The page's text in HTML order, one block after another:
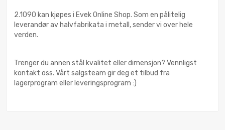
2.1090 kan kjøpes i Evek Online Shop. Som en pålitelig
leverandør av halvfabrikata i metall, sender vi over hele
verden.
Trenger du annen stål kvalitet eller dimensjon? Vennligst
kontakt oss. Vårt salgsteam gir deg et tilbud fra
lagerprogram eller leveringsprogram :)